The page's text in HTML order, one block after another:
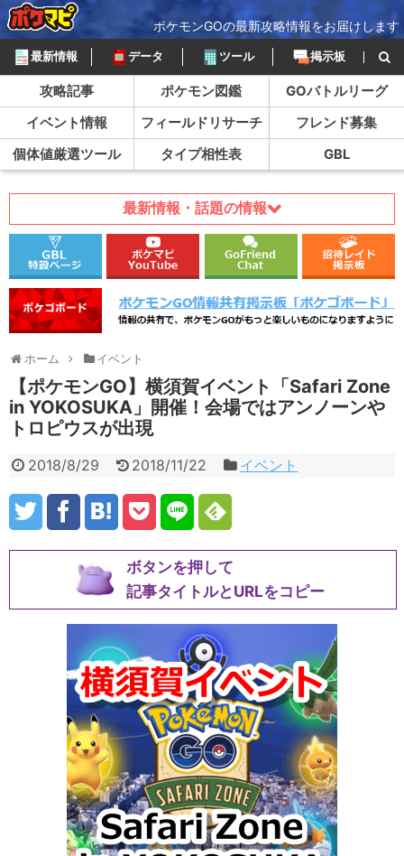
ポケモンGOの最新攻略情報をお届けします
最新情報 データ ツール 掲示板
攻略記事 ポケモン図鑑
GOバトルリーグ
イベント情報
フィールドリサーチ
フレンド募集
個体値厳選ツール
タイプ相性表 GBL
最新情報・話題の情報
ホーム イベント
【ポケモンGO】横須賀イベント「Safari Zone
in YOKOSUKA」開催！会場ではアンノーンや
トロピウスが出現
2018/8/29 2018/11/22 イベント
ボタンを押して
記事タイトルとURLをコピー